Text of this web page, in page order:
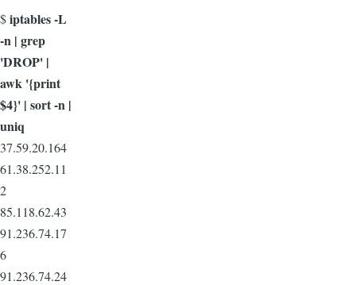
$iptables -L
-n | grep
'DROP' |
awk '{print
$4}' | sort -n |
uniq
37.59.20.164
61.38.252.11
2
85.118.62.43
91.236.74.17
6
91.236.74.24